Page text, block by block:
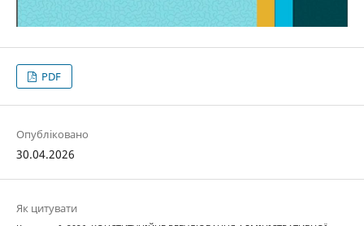
PDF
Опубліковано
30.04.2026
Як цитувати